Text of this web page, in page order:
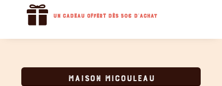
 Un cadeau offert dès 50€ d'achat
MAISON MICOULEAU